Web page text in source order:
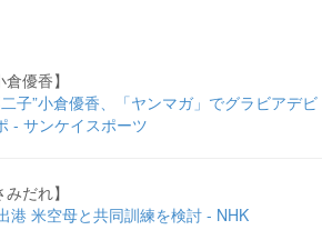
優香】
子”小倉優香、「ヤンマガ」でグラビアデビ
- サンケイスポーツ
だれ】
港 米空母と共同訓練を検討 - NHK